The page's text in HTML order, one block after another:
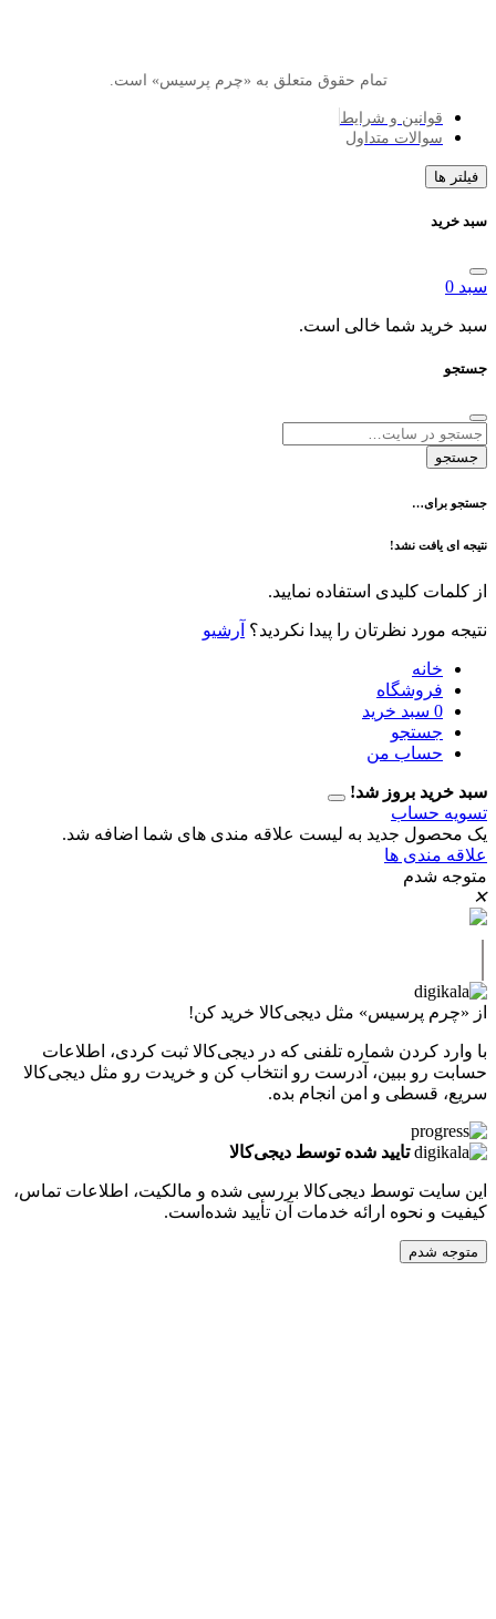
تمام حقوق متعلق به «چرم پرسیس» است.
و شرایط
متداول
شما خالی است.
نشد!
کلیدی استفاده نمایید.
نظرتان را پیدا نکردید؟ آرشیو
سبد خرید
من
بروز شد!
جدید به لیست علاقه مندی های شما اضافه شد.
ها
پرسیس» مثل دیجی‌کالا خرید کن!
شماره تلفنی که در دیجی‌کالا ثبت کردی، اطلاعات
ببین، آدرست رو انتخاب کن و خریدت رو مثل دیجی‌کالا
و امن انجام بده.
تایید شده توسط دیجی‌کالا
توسط دیجی‌کالا بررسی شده و مالکیت، اطلاعات تماس،
ارائه خدمات آن تأیید شده‌است.